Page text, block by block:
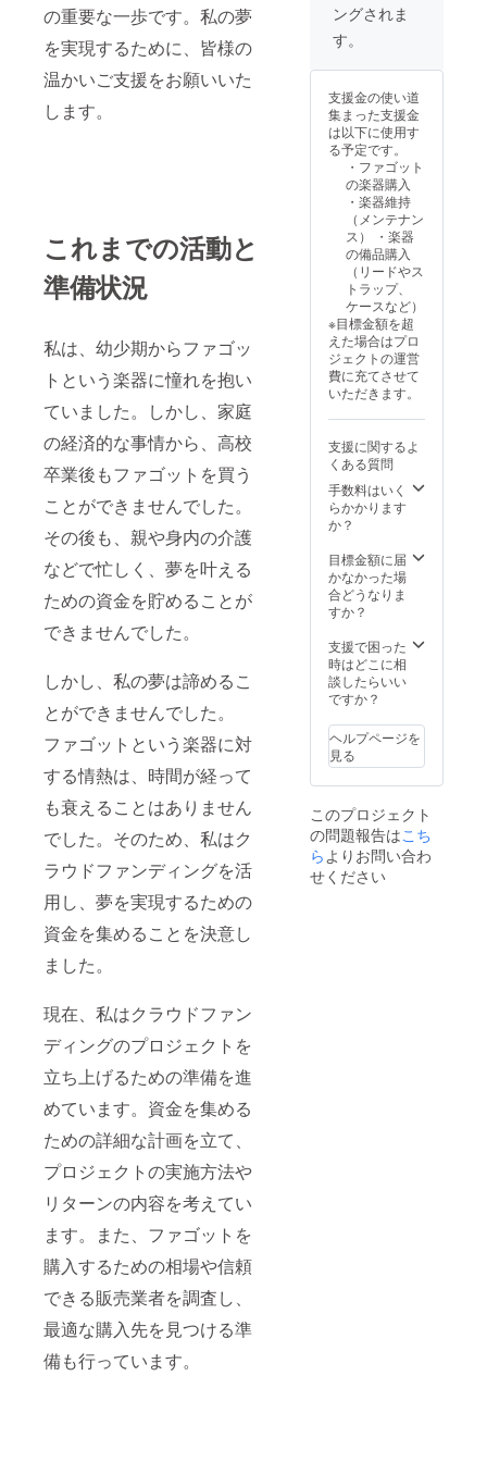
の重要な一歩です。私の夢
を実現するために、皆様の
温かいご支援をお願いいた
します。
これまでの活動と
準備状況
私は、幼少期からファゴッ
トという楽器に憧れを抱い
ていました。しかし、家庭
の経済的な事情から、高校
卒業後もファゴットを買う
ことができませんでした。
その後も、親や身内の介護
などで忙しく、夢を叶える
ための資金を貯めることが
できませんでした。
しかし、私の夢は諦めるこ
とができませんでした。
ファゴットという楽器に対
する情熱は、時間が経って
も衰えることはありません
でした。そのため、私はク
ラウドファンディングを活
用し、夢を実現するための
資金を集めることを決意し
ました。
現在、私はクラウドファン
ディングのプロジェクトを
立ち上げるための準備を進
めています。資金を集める
ための詳細な計画を立て、
プロジェクトの実施方法や
リターンの内容を考えてい
ます。また、ファゴットを
購入するための相場や信頼
できる販売業者を調査し、
最適な購入先を見つける準
備も行っています。
ングされま
す。
支援金の使い道
集まった支援金
は以下に使用す
る予定です。
・ファゴット
の楽器購入
・楽器維持
（メンテナン
ス） ・楽器
の備品購入
（リードやス
トラップ、
ケースなど）
※目標金額を超
えた場合はプロ
ジェクトの運営
費に充てさせて
いただきます。
支援に関するよ
くある質問
手数料はいく
らかかります
か？
目標金額に届
かなかった場
合どうなりま
すか？
支援で困った
時はどこに相
談したらいい
ですか？
ヘルプページを
見る
このプロジェクト
の問題報告はこち
らよりお問い合わ
せください